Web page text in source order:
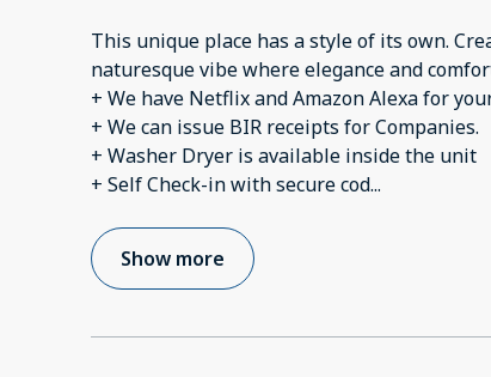
This unique place has a style of its own.
naturesque vibe where elegance and
+ We have Netflix and Amazon Alexa for
+ We can issue BIR receipts for Companies.
+ Washer Dryer is available inside the unit
+ Self Check-in with secure cod...
Show more